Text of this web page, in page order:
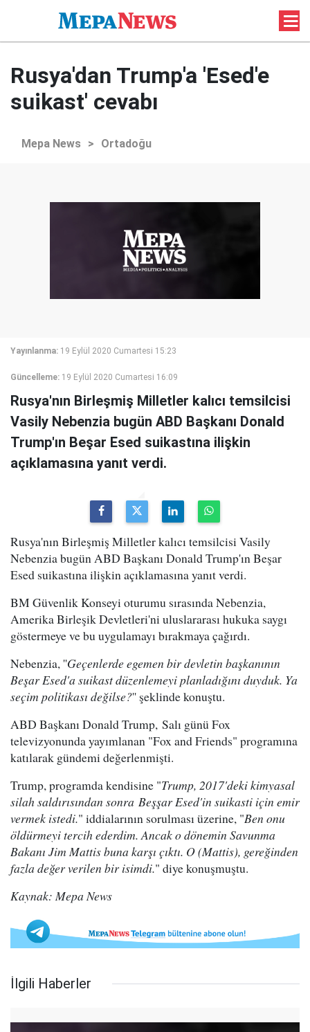
Rusya'dan Trump'a 'Esed'e
suikast' cevabı
Mepa News > Ortadoğu
Yayınlanma: 19 Eylül 2020 Cumartesi 15:23
Güncelleme: 19 Eylül 2020 Cumartesi 16:09
Rusya'nın Birleşmiş Milletler kalıcı temsilcisi
Vasily Nebenzia bugün ABD Başkanı Donald
Trump'ın Beşar Esed suikastına ilişkin
açıklamasına yanıt verdi.
Rusya'nın Birleşmiş Milletler kalıcı temsilcisi Vasily
Nebenzia bugün ABD Başkanı Donald Trump'ın Beşar
Esed suikastına ilişkin açıklamasına yanıt verdi.
BM Güvenlik Konseyi oturumu sırasında Nebenzia,
Amerika Birleşik Devletleri'ni uluslararası hukuka saygı
göstermeye ve bu uygulamayı bırakmaya çağırdı.
Nebenzia, ''Geçenlerde egemen bir devletin başkanının
Beşar Esed'a suikast düzenlemeyi planladığını duyduk. Ya
seçim politikası değilse?'' şeklinde konuştu.
ABD Başkanı Donald Trump, Salı günü Fox
televizyonunda yayımlanan "Fox and Friends" programına
katılarak gündemi değerlenmişti.
Trump, programda kendisine "Trump, 2017'deki kimyasal
silah saldırısından sonra Beşşar Esed'in suikasti için emir
vermek istedi." iddialarının sorulması üzerine, "Ben onu
öldürmeyi tercih ederdim. Ancak o dönemin Savunma
Bakanı Jim Mattis buna karşı çıktı. O (Mattis), gereğinden
fazla değer verilen bir isimdi." diye konuşmuştu.
Kaynak: Mepa News
İlgili Haberler